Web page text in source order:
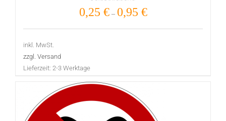
0,25 €– 0,95 €
inkl. MwSt.
zzgl. Versand
Lieferzeit: 2-3 Werktage